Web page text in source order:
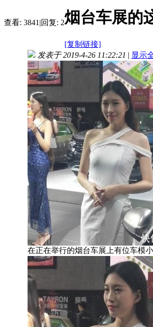
查看: 3841 |回复: 2烟台车展的
[复制链接]
发表于 2019-4-26 11:22:21 | 显示
在正在举行的烟台车展上有位车模